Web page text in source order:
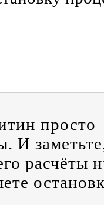
просто
И
расчёты